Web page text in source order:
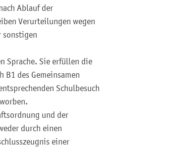
Ablauf der
Verurteilungen wegen
sonstigen
Sprache. Sie erfüllen die
des Gemeinsamen
Schulbesuch
und der
durch einen
einer